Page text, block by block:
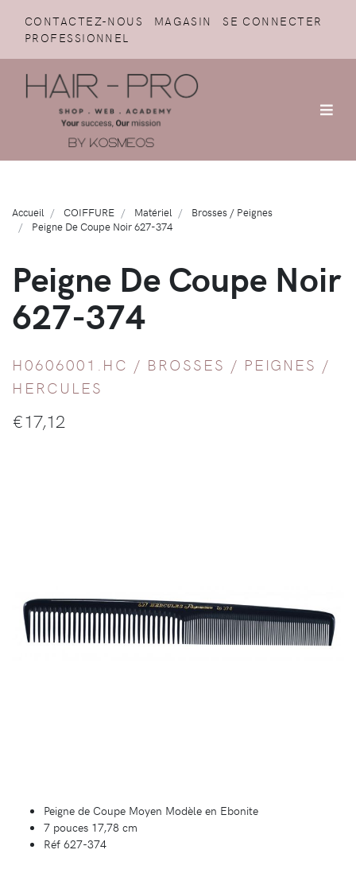
CONTACTEZ-NOUS MAGASIN
SE CONNECTER
PROFESSIONNEL
Accueil COIFFURE Matériel
Brosses / Peignes
Peigne De Coupe Noir 627-374
Peigne De Coupe Noir
627-374
H0606001.HC / BROSSES / PEIGNES /
HERCULES
€17,12
Peigne de Coupe Moyen Modèle en Ebonite
7 pouces 17,78 cm
Réf 627-374